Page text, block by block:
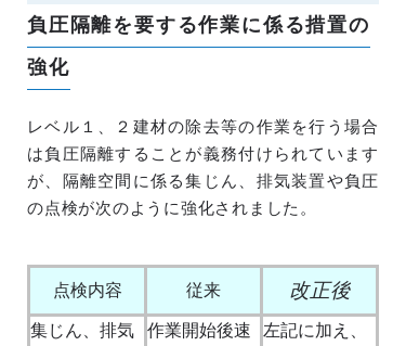
負圧隔離を要する作業に係る措置の
強化
レベル１、２建材の除去等の作業を行う場合
は負圧隔離することが義務付けられています
が、隔離空間に係る集じん、排気装置や負圧
の点検が次のように強化されました。
点検内容 従来 改正後
集じん、排気
作業開始後速
左記に加え、